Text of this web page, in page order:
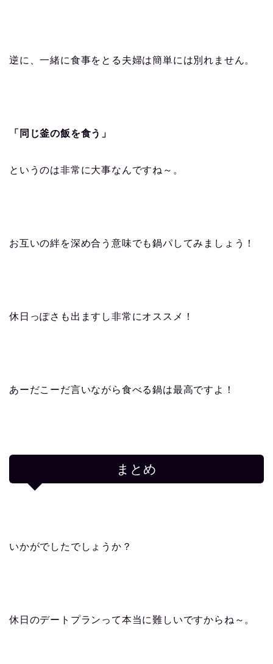
逆に、一緒に食事をとる夫婦は簡単には別れません。
「同じ釜の飯を食う」
というのは非常に大事なんですね～。
お互いの絆を深め合う意味でも鍋パしてみましょう！
休日っぽさも出ますし非常にオススメ！
あーだこーだ言いながら食べる鍋は最高ですよ！
まとめ
いかがでしたでしょうか？
休日のデートプランって本当に難しいですからね～。